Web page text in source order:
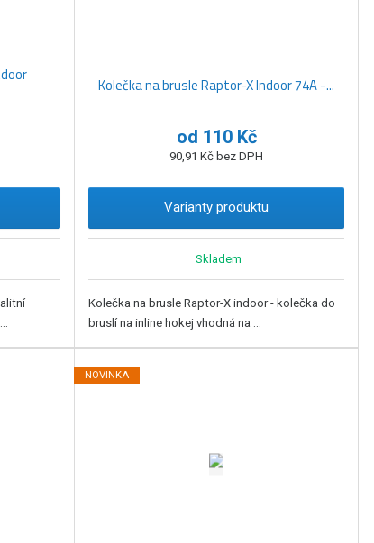
Kolečka na brusle Raptor-X Indoor 74A -...
od 110 Kč
90,91 Kč bez DPH
Varianty produktu
Skladem
Kolečka na brusle Raptor-X indoor - kolečka do
bruslí na inline hokej vhodná na ...
NOVINKA